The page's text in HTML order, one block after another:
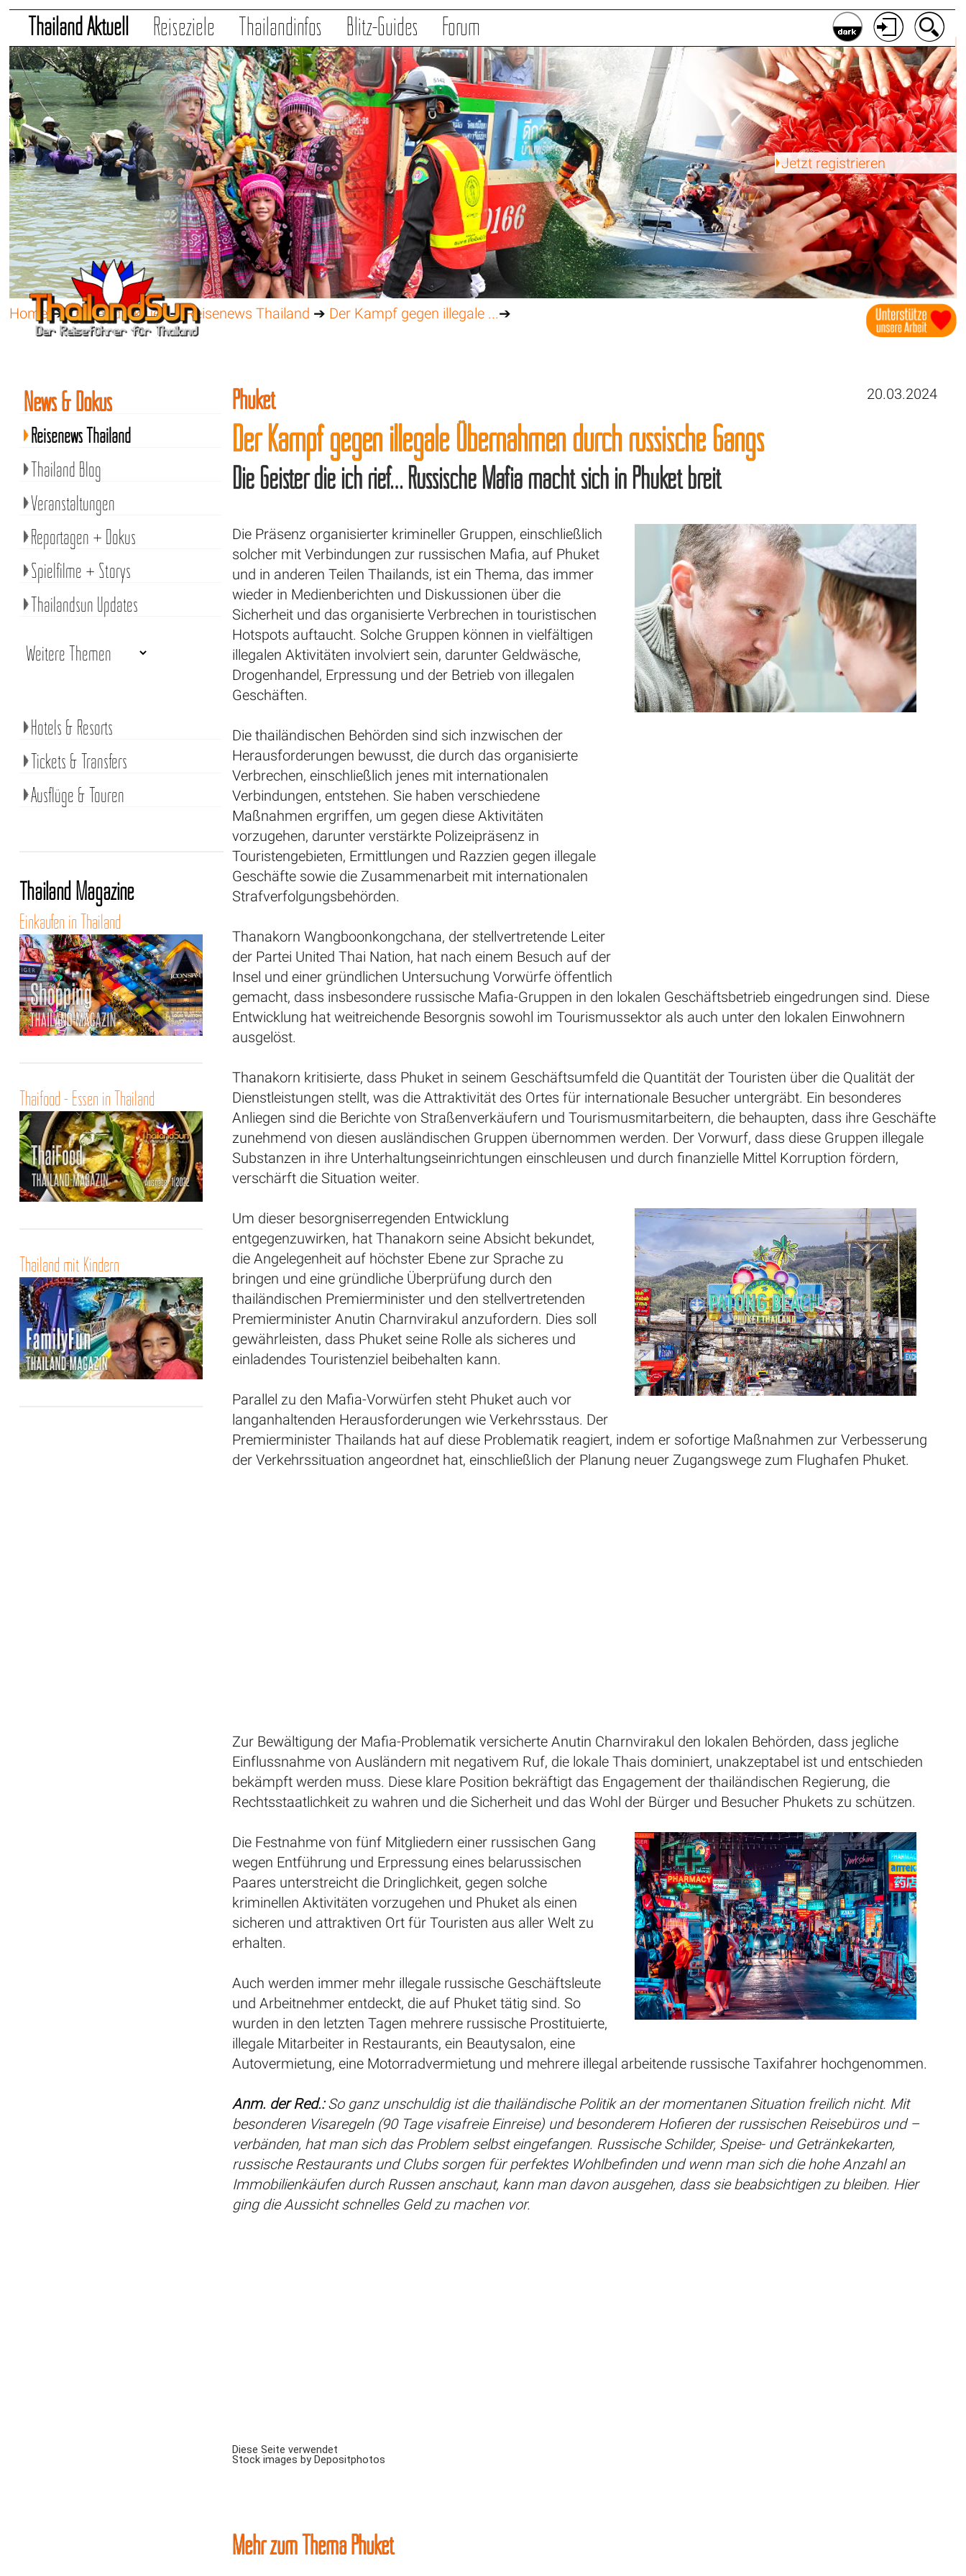
Thailand Aktuell Reiseziele Thailandinfos Blitz-Guides Forum
Jetzt registrieren
Home➔Thailand Aktuell➔Reisenews Thailand ➔ Der Kampf gegen illegale ...➔
20.03.2024
Phuket
Der Kampf gegen illegale Übernahmen durch russische Gangs
Die Geister die ich rief… Russische Mafia macht sich in Phuket breit
Die Präsenz organisierter krimineller Gruppen, einschließlich
solcher mit Verbindungen zur russischen Mafia, auf Phuket
und in anderen Teilen Thailands, ist ein Thema, das immer
wieder in Medienberichten und Diskussionen über die
Sicherheit und das organisierte Verbrechen in touristischen
Hotspots auftaucht. Solche Gruppen können in vielfältigen
illegalen Aktivitäten involviert sein, darunter Geldwäsche,
Drogenhandel, Erpressung und der Betrieb von illegalen
Geschäften.
Die thailändischen Behörden sind sich inzwischen der
Herausforderungen bewusst, die durch das organisierte
Verbrechen, einschließlich jenes mit internationalen
Verbindungen, entstehen. Sie haben verschiedene
Maßnahmen ergriffen, um gegen diese Aktivitäten
vorzugehen, darunter verstärkte Polizeipräsenz in
Touristengebieten, Ermittlungen und Razzien gegen illegale
Geschäfte sowie die Zusammenarbeit mit internationalen
Strafverfolgungsbehörden.
Thanakorn Wangboonkongchana, der stellvertretende Leiter
der Partei United Thai Nation, hat nach einem Besuch auf der
Insel und einer gründlichen Untersuchung Vorwürfe öffentlich
gemacht, dass insbesondere russische Mafia-Gruppen in den lokalen Geschäftsbetrieb eingedrungen sind. Diese
Entwicklung hat weitreichende Besorgnis sowohl im Tourismussektor als auch unter den lokalen Einwohnern
ausgelöst.
Thanakorn kritisierte, dass Phuket in seinem Geschäftsumfeld die Quantität der Touristen über die Qualität der
Dienstleistungen stellt, was die Attraktivität des Ortes für internationale Besucher untergräbt. Ein besonderes
Anliegen sind die Berichte von Straßenverkäufern und Tourismusmitarbeitern, die behaupten, dass ihre Geschäfte
zunehmend von diesen ausländischen Gruppen übernommen werden. Der Vorwurf, dass diese Gruppen illegale
Substanzen in ihre Unterhaltungseinrichtungen einschleusen und durch finanzielle Mittel Korruption fördern,
verschärft die Situation weiter.
Um dieser besorgniserregenden Entwicklung
entgegenzuwirken, hat Thanakorn seine Absicht bekundet,
die Angelegenheit auf höchster Ebene zur Sprache zu
bringen und eine gründliche Überprüfung durch den
thailändischen Premierminister und den stellvertretenden
Premierminister Anutin Charnvirakul anzufordern. Dies soll
gewährleisten, dass Phuket seine Rolle als sicheres und
einladendes Touristenziel beibehalten kann.
Parallel zu den Mafia-Vorwürfen steht Phuket auch vor
langanhaltenden Herausforderungen wie Verkehrsstaus. Der
Premierminister Thailands hat auf diese Problematik reagiert, indem er sofortige Maßnahmen zur Verbesserung
der Verkehrssituation angeordnet hat, einschließlich der Planung neuer Zugangswege zum Flughafen Phuket.
Zur Bewältigung der Mafia-Problematik versicherte Anutin Charnvirakul den lokalen Behörden, dass jegliche
Einflussnahme von Ausländern mit negativem Ruf, die lokale Thais dominiert, unakzeptabel ist und entschieden
bekämpft werden muss. Diese klare Position bekräftigt das Engagement der thailändischen Regierung, die
Rechtsstaatlichkeit zu wahren und die Sicherheit und das Wohl der Bürger und Besucher Phukets zu schützen.
Die Festnahme von fünf Mitgliedern einer russischen Gang
wegen Entführung und Erpressung eines belarussischen
Paares unterstreicht die Dringlichkeit, gegen solche
kriminellen Aktivitäten vorzugehen und Phuket als einen
sicheren und attraktiven Ort für Touristen aus aller Welt zu
erhalten.
Auch werden immer mehr illegale russische Geschäftsleute
und Arbeitnehmer entdeckt, die auf Phuket tätig sind. So
wurden in den letzten Tagen mehrere russische Prostituierte,
illegale Mitarbeiter in Restaurants, ein Beautysalon, eine
Autovermietung, eine Motorradvermietung und mehrere illegal arbeitende russische Taxifahrer hochgenommen.
Anm. der Red.:So ganz unschuldig ist die thailändische Politik an der momentanen Situation freilich nicht. Mit
besonderen Visaregeln (90 Tage visafreie Einreise) und besonderem Hofieren der russischen Reisebüros und –
verbänden, hat man sich das Problem selbst eingefangen. Russische Schilder, Speise- und Getränkekarten,
russische Restaurants und Clubs sorgen für perfektes Wohlbefinden und wenn man sich die hohe Anzahl an
Immobilienkäufen durch Russen anschaut, kann man davon ausgehen, dass sie beabsichtigen zu bleiben. Hier
ging die Aussicht schnelles Geld zu machen vor.
Diese Seite verwendet
Stock images by Depositphotos
Mehr zum Thema Phuket
News & Dokus
Reisenews Thailand
Thailand Blog
Veranstaltungen
Reportagen + Dokus
Spielfilme + Storys
Thailandsun Updates
Hotels & Resorts
Tickets & Transfers
Ausflüge & Touren
Thailand Magazine
Einkaufen in Thailand
Thaifood - Essen in Thailand
Thailand mit Kindern